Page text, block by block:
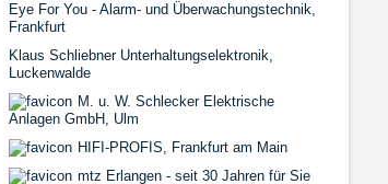
Eye For You - Alarm- und Überwachungstechnik,
Frankfurt
Klaus Schliebner Unterhaltungselektronik,
Luckenwalde
M. u. W. Schlecker Elektrische
Anlagen GmbH, Ulm
HIFI-PROFIS, Frankfurt am Main
mtz Erlangen - seit 30 Jahren für Sie